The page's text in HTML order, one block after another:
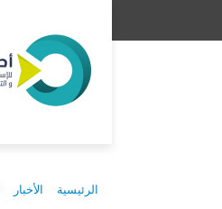
الرئيسية الأخبار